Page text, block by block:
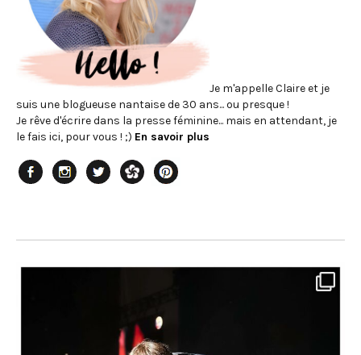
Je m'appelle Claire et je
suis une blogueuse nantaise de 30 ans... ou presque !
Je rêve d'écrire dans la presse féminine... mais en attendant, je
le fais ici, pour vous ! ;) En savoir plus